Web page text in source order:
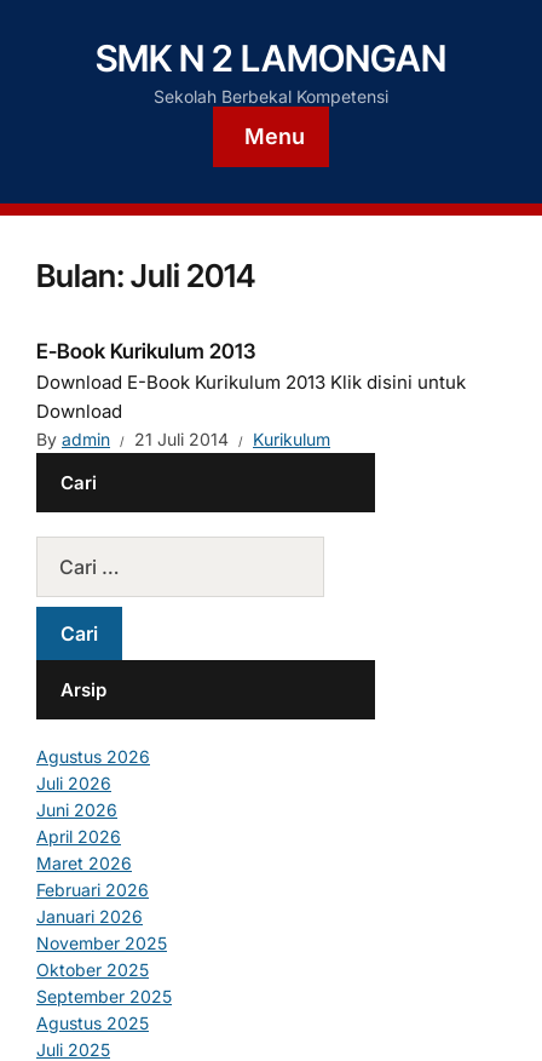
SMK N 2 LAMONGAN
Sekolah Berbekal Kompetensi
Menu
Bulan:Juli 2014
E-Book Kurikulum 2013
Download E-Book Kurikulum 2013 Klik disini untuk
Download
By admin 21 Juli 2014 Kurikulum
Cari
Arsip
Agustus 2026
Juli 2026
Juni 2026
April 2026
Maret 2026
Februari 2026
Januari 2026
November 2025
Oktober 2025
September 2025
Agustus 2025
Juli 2025